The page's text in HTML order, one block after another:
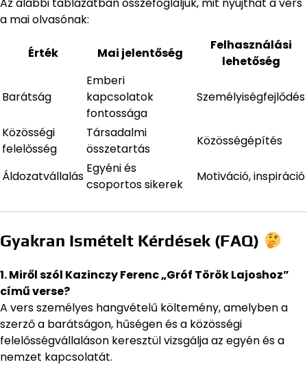
Az alábbi táblázatban összefoglaljuk, mit nyújthat a vers
a mai olvasónak:
Érték Mai jelentőség
Felhasználási
lehetőség
Barátság
Emberi
kapcsolatok
fontossága
Személyiségfejlődés
Közösségi
felelősség
Társadalmi
összetartás
Közösségépítés
Áldozatvállalás
Egyéni és
csoportos sikerek
Motiváció, inspiráció
Gyakran Ismételt Kérdések (FAQ)
1. Miről szól Kazinczy Ferenc „Gróf Török Lajoshoz”
című verse?
A vers személyes hangvételű költemény, amelyben a
szerző a barátságon, hűségen és a közösségi
felelősségvállaláson keresztül vizsgálja az egyén és a
nemzet kapcsolatát.